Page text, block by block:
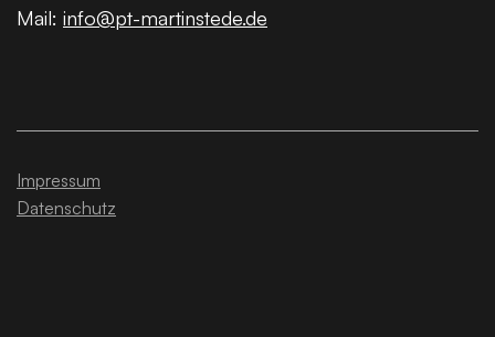
Mail: info@pt-martinstede.de
Impressum
Datenschutz